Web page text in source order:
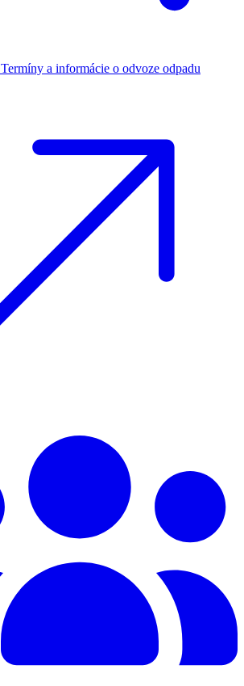
Termíny a informácie o odvoze odpadu